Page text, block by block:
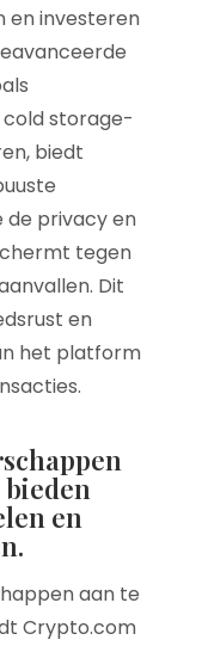
en investeren
storage-
biedt
de privacy en
tegen
Dit
en
het platform
en
aan te
Crypto.com